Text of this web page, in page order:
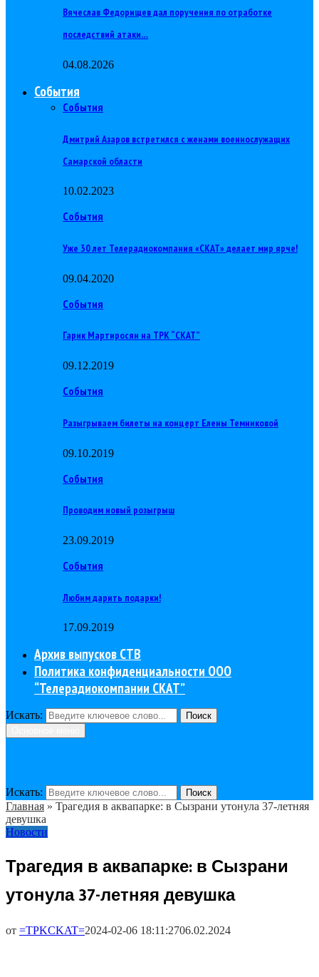
Вячеслав Федорищев дал поручения по отработке
последствий атаки…
04.08.2026
События
События
Дмитрий Азаров встретился с женами военнослужащих
Самарской области
10.02.2023
События
Уже 30 лет Телерадиокомпания «СКАТ» делает мир ярче!
09.04.2020
События
Гарик Мартиросян на ТРК “СКАТ”
09.12.2019
События
Разыгрываем билеты на концерт Елены Темниковой
09.10.2019
События
Проводим новый розыгрыш
23.09.2019
События
Любим дарить подарки!
17.09.2019
Архив выпусков СТВ
Политика конфиденциальности ООО
“Телерадиокомпании СКАТ”
Искать:
Поиск
Искать: Поиск
Главная » Трагедия в аквапарке: в Сызрани утонула 37-летняя
девушка
Новости
Трагедия в аквапарке: в Сызрани
утонула 37-летняя девушка
от =TPKCKAT=2024-02-06 18:11:2706.02.2024